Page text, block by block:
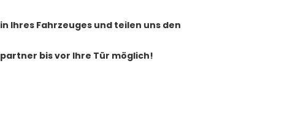
Ihres Fahrzeuges und teilen uns den
bis vor Ihre Tür möglich!